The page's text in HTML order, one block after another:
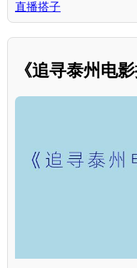
直播搭子
《追寻泰州电